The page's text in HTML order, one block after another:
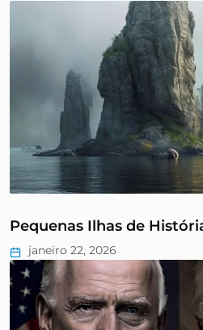
Pequenas Ilhas de
janeiro 22, 2026